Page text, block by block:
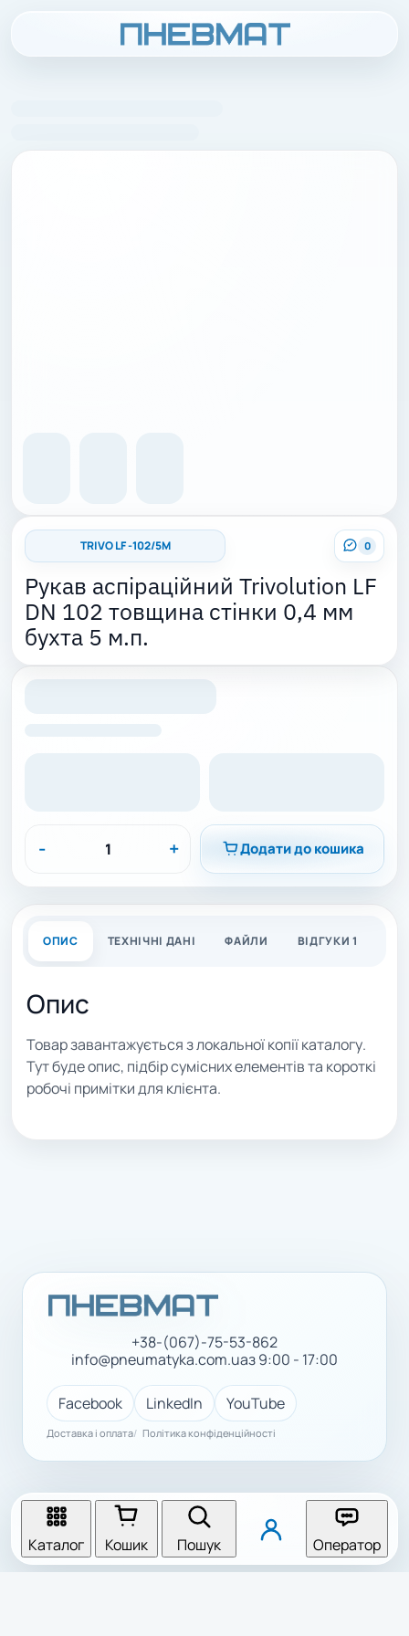
0
TRIVO LF -102/5M
Рукав аспіраційний Trivolution LF
DN 102 товщина стінки 0,4 мм
бухта 5 м.п.
- + Додати до кошика
ОПИС ТЕХНІЧНІ ДАНІ ФАЙЛИ ВІДГУКИ 1
Опис
Товар завантажується з локальної копії каталогу.
Тут буде опис, підбір сумісних елементів та короткі
робочі примітки для клієнта.
+38-(067)-75-53-862
info@pneumatyka.com.uaз 9:00 - 17:00
Facebook LinkedIn YouTube
Доставка і оплата Політика конфіденційності
Каталог Кошик Пошук Оператор